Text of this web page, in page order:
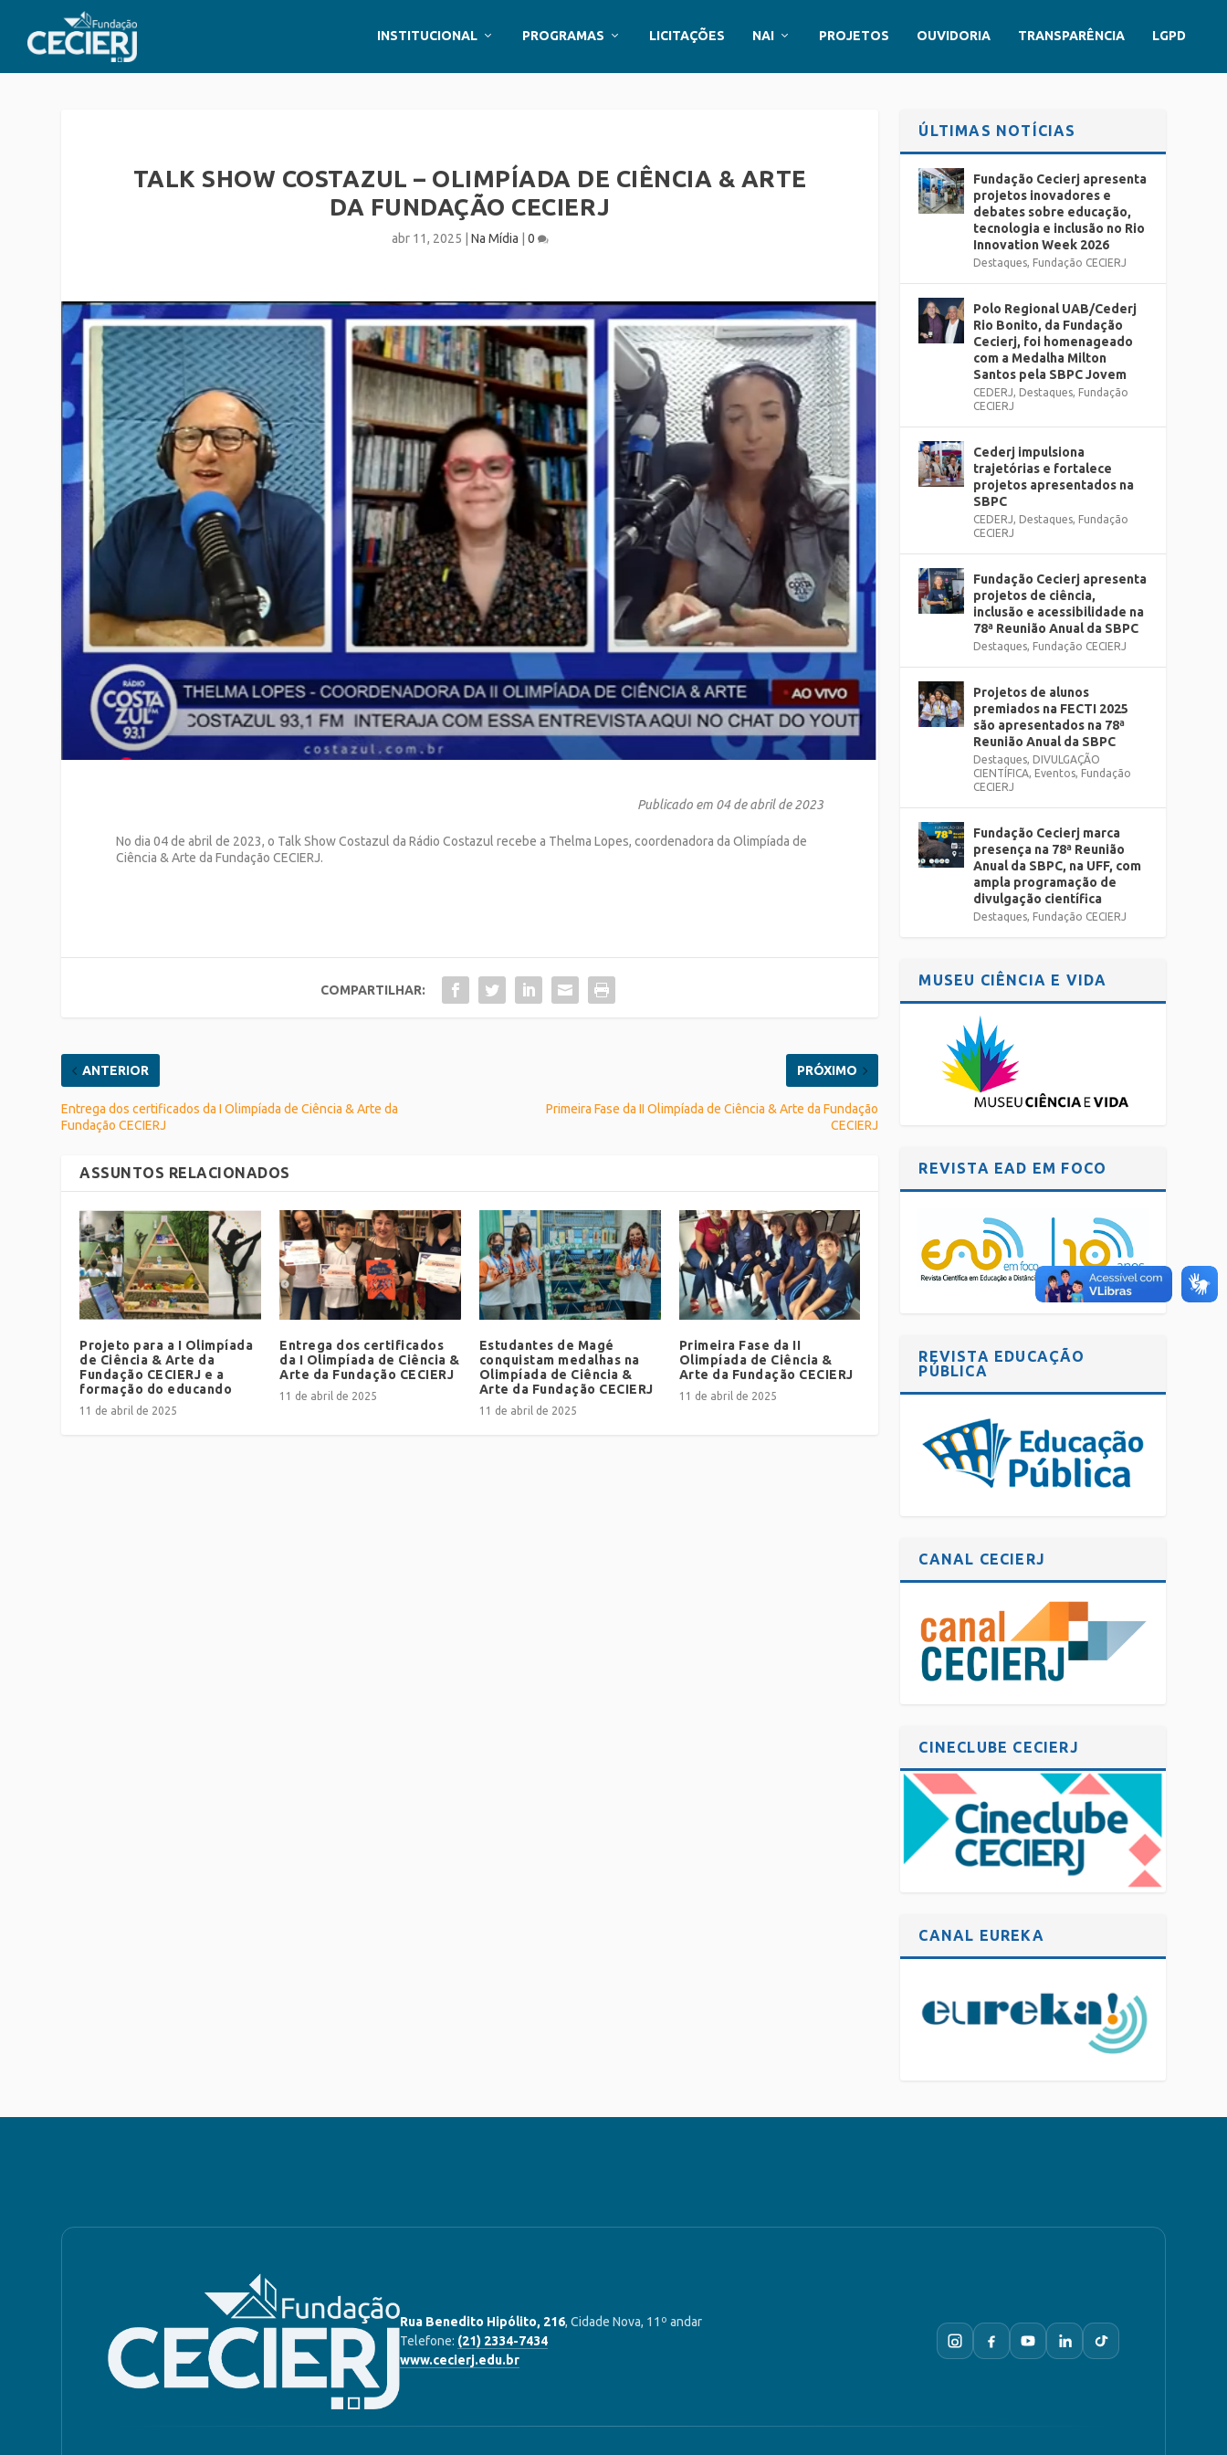
INSTITUCIONAL PROGRAMAS LICITAÇÕES NAI PROJETOS OUVIDORIA TRANSPARÊNCIA LGPD
TALK SHOW COSTAZUL – OLIMPÍADA DE CIÊNCIA & ARTE
DA FUNDAÇÃO CECIERJ
abr 11, 2025 Na Mídia 0
Publicado em 04 de abril de 2023
No dia 04 de abril de 2023, o Talk Show Costazul da Rádio Costazul recebe a Thelma Lopes, coordenadora da Olimpíada de
Ciência & Arte da Fundação CECIERJ.
COMPARTILHAR:
ANTERIOR
Entrega dos certificados da I Olimpíada de Ciência & Arte da
Fundação CECIERJ
PRÓXIMO
Primeira Fase da II Olimpíada de Ciência & Arte da Fundação
CECIERJ
ASSUNTOS RELACIONADOS
Projeto para a I Olimpíada
de Ciência & Arte da
Fundação CECIERJ e a
formação do educando
11 de abril de 2025
Entrega dos certificados
da I Olimpíada de Ciência &
Arte da Fundação CECIERJ
11 de abril de 2025
Estudantes de Magé
conquistam medalhas na
Olimpíada de Ciência &
Arte da Fundação CECIERJ
11 de abril de 2025
Primeira Fase da II
Olimpíada de Ciência &
Arte da Fundação CECIERJ
11 de abril de 2025
ÚLTIMAS NOTÍCIAS
Fundação Cecierj apresenta
projetos inovadores e
debates sobre educação,
tecnologia e inclusão no Rio
Innovation Week 2026
Destaques, Fundação CECIERJ
Polo Regional UAB/Cederj
Rio Bonito, da Fundação
Cecierj, foi homenageado
com a Medalha Milton
Santos pela SBPC Jovem
CEDERJ, Destaques, Fundação
CECIERJ
Cederj impulsiona
trajetórias e fortalece
projetos apresentados na
SBPC
CEDERJ, Destaques, Fundação
CECIERJ
Fundação Cecierj apresenta
projetos de ciência,
inclusão e acessibilidade na
78ª Reunião Anual da SBPC
Destaques, Fundação CECIERJ
Projetos de alunos
premiados na FECTI 2025
são apresentados na 78ª
Reunião Anual da SBPC
Destaques, DIVULGAÇÃO
CIENTÍFICA, Eventos, Fundação
CECIERJ
Fundação Cecierj marca
presença na 78ª Reunião
Anual da SBPC, na UFF, com
ampla programação de
divulgação científica
Destaques, Fundação CECIERJ
MUSEU CIÊNCIA E VIDA
REVISTA EAD EM FOCO
REVISTA EDUCAÇÃO
PÚBLICA
CANAL CECIERJ
CINECLUBE CECIERJ
CANAL EUREKA
Rua Benedito Hipólito, 216, Cidade Nova, 11º andar
Telefone: (21) 2334-7434
www.cecierj.edu.br